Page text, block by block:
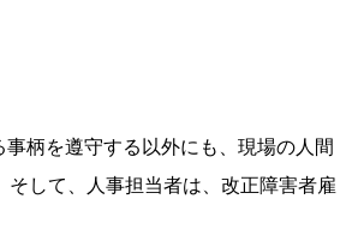
柄を遵守する以外にも、現場の人間
して、人事担当者は、改正障害者雇